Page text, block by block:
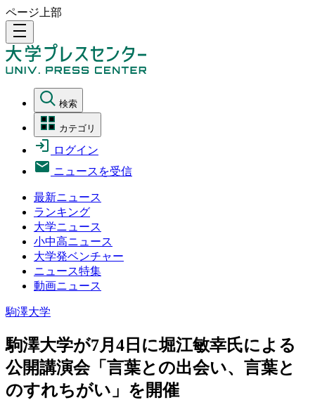
ページ上部
density_medium
検索
カテゴリ
ログイン
ニュースを受信
最新ニュース
ランキング
大学ニュース
小中高ニュース
大学発ベンチャー
ニュース特集
動画ニュース
駒澤大学
駒澤大学が7月4日に堀江敏幸氏による
公開講演会「言葉との出会い、言葉と
のすれちがい」を開催